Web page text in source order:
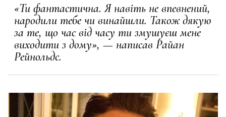
«Ти фантастична. Я навіть не впевнений,
народили тебе чи винайшли. Також дякую
за те, що час від часу ти змушуєш мене
виходити з дому», — написав Райан
Рейнольдс.